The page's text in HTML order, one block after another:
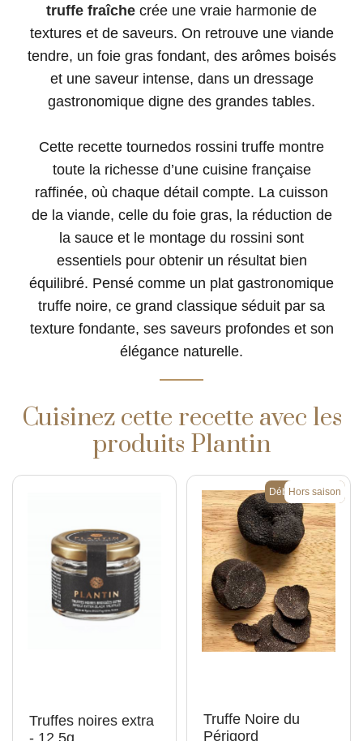
truffe fraîche crée une vraie harmonie de
textures et de saveurs. On retrouve une viande
tendre, un foie gras fondant, des arômes boisés
et une saveur intense, dans un dressage
gastronomique digne des grandes tables.
Cette recette tournedos rossini truffe montre
toute la richesse d’une cuisine française
raffinée, où chaque détail compte. La cuisson
de la viande, celle du foie gras, la réduction de
la sauce et le montage du rossini sont
essentiels pour obtenir un résultat bien
équilibré. Pensé comme un plat gastronomique
truffe noire, ce grand classique séduit par sa
texture fondante, ses saveurs profondes et son
élégance naturelle.
Cuisinez cette recette avec les
produits Plantin
Truffes noires extra
Début de saison
Hors saison
Truffe Noire du
Périgord